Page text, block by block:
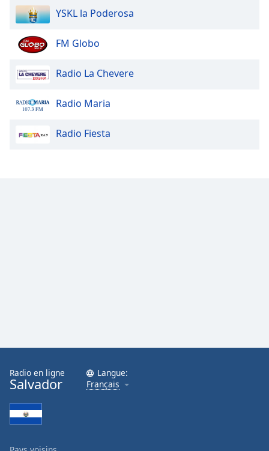
Opacity
Text
Background
Color
Opacity
Caption
Family
Reset
Done
YSKL la Poderosa
FM Globo
Radio La Chevere
Radio Maria
Radio Fiesta
Radio en ligne
Salvador
Langue:
Français